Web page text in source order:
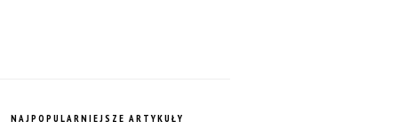
NAJPOPULARNIEJSZE ARTYKUŁY